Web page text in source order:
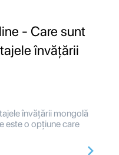
- Care sunt
învățării
învățării mongolă
este o opțiune care